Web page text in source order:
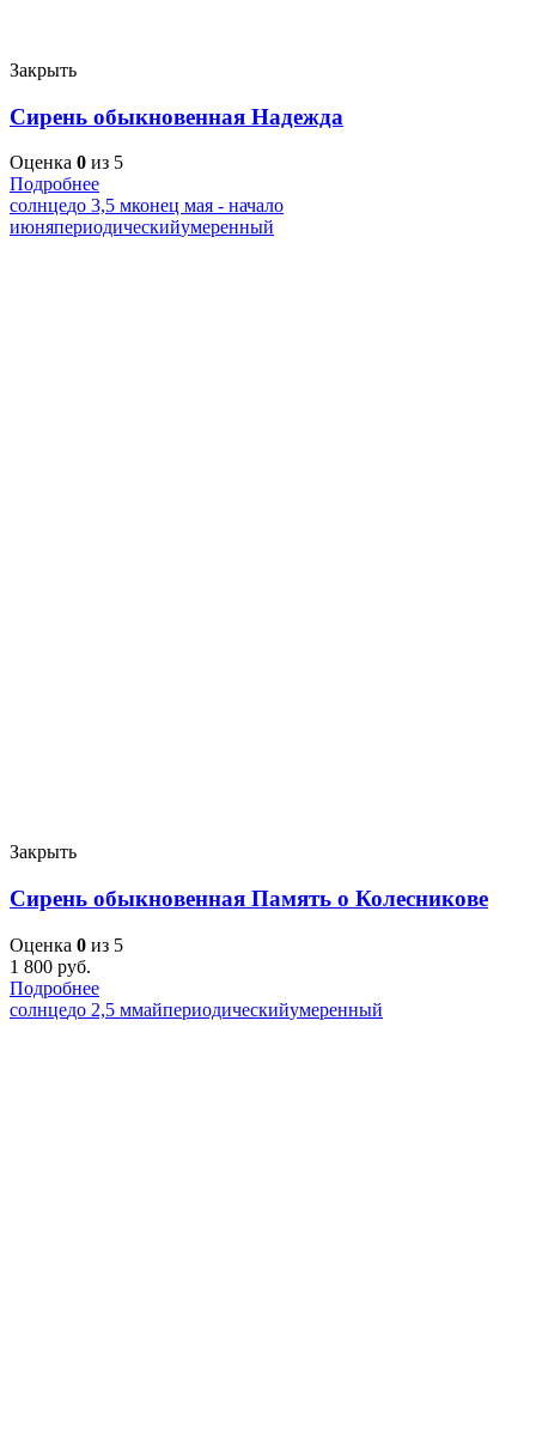
Закрыть
Сирень обыкновенная Надежда
Оценка 0 из 5
Подробнее
солнцедо 3,5 мконец мая - начало
июняпериодическийумеренный
Закрыть
Сирень обыкновенная Память о Колесникове
Оценка 0 из 5
1 800 руб.
Подробнее
солнцедо 2,5 ммайпериодическийумеренный